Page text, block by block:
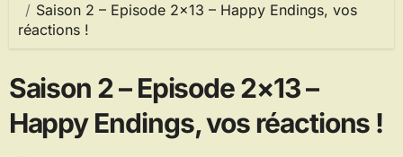
Saison 2 – Episode 2×13 – Happy Endings, vos
réactions !
Saison 2 – Episode 2×13 –
Happy Endings, vos réactions !